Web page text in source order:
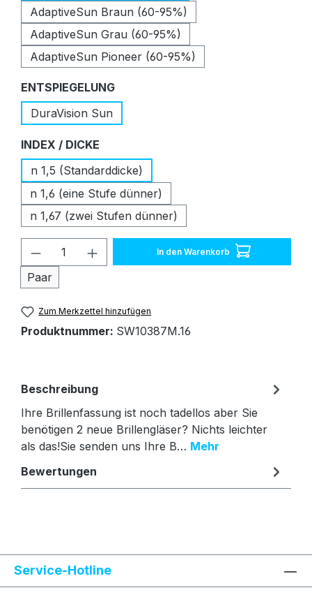
AdaptiveSun Braun (60-95%)
AdaptiveSun Grau (60-95%)
AdaptiveSun Pioneer (60-95%)
ENTSPIEGELUNGauswählen
DuraVision Sun
INDEX / DICKE
n 1,5 (Standarddicke)
n 1,6 (eine Stufe dünner)
n 1,67 (zwei Stufen dünner)
Produkt Anzahl: Gib den
Paar
In den Warenkorb
Zum Merkzettel hinzufügen
Produktnummer: SW10387M.16
Beschreibung
Ihre Brillenfassung ist noch tadellos aber Sie
benötigen 2 neue Brillengläser? Nichts leichter
als das!Sie senden uns Ihre B… Mehr
Bewertungen
Service-Hotline
Text vergrößern Hochkontrastmodus